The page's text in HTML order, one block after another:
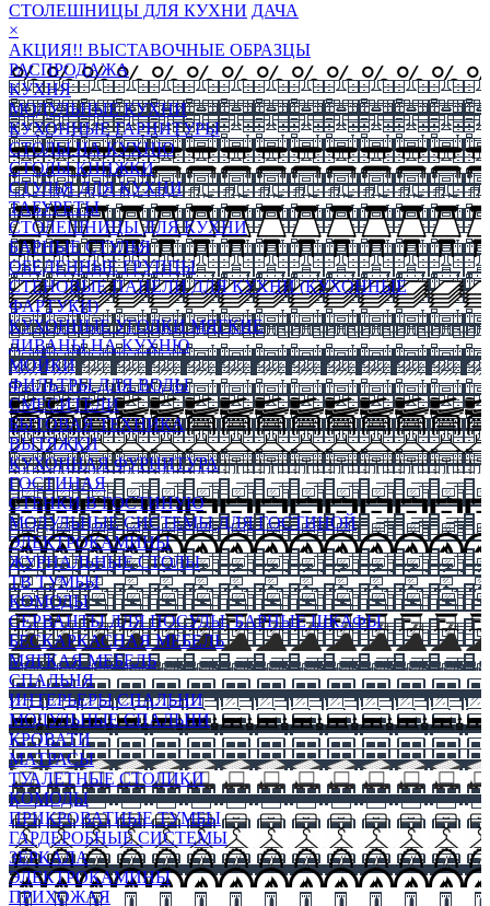
СТОЛЕШНИЦЫ ДЛЯ КУХНИ ДАЧА
×
АКЦИЯ!! ВЫСТАВОЧНЫЕ ОБРАЗЦЫ
РАСПРОДАЖА
КУХНЯ
МОДУЛЬНЫЕ КУХНИ
КУХОННЫЕ ГАРНИТУРЫ
СТОЛЫ НА КУХНЮ
СТОЛЫ КНИЖКИ
СТУЛЬЯ ДЛЯ КУХНИ
ТАБУРЕТЫ
СТОЛЕШНИЦЫ ДЛЯ КУХНИ
БАРНЫЕ СТУЛЬЯ
ОБЕДЕННЫЕ ГРУППЫ
СТЕНОВЫЕ ПАНЕЛИ ДЛЯ КУХНИ (КУХОННЫЕ
ФАРТУКИ)
КУХОННЫЕ УГОЛКИ МЯГКИЕ
ДИВАНЫ НА КУХНЮ
МОЙКИ
ФИЛЬТРЫ ДЛЯ ВОДЫ
СМЕСИТЕЛИ
БЫТОВАЯ ТЕХНИКА
ВЫТЯЖКИ
КУХОННАЯ ФУРНИТУРА
ГОСТИНАЯ
СТЕНКИ В ГОСТИНУЮ
МОДУЛЬНЫЕ СИСТЕМЫ ДЛЯ ГОСТИНОЙ
ЭЛЕКТРОКАМИНЫ
ЖУРНАЛЬНЫЕ СТОЛЫ
ТВ ТУМБЫ
КОМОДЫ
СЕРВАНТЫ ДЛЯ ПОСУДЫ, БАРНЫЕ ШКАФЫ
БЕСКАРКАСНАЯ МЕБЕЛЬ
МЯГКАЯ МЕБЕЛЬ
СПАЛЬНЯ
ИНТЕРЬЕРЫ СПАЛЬНИ
МОДУЛЬНЫЕ СПАЛЬНИ
КРОВАТИ
МАТРАСЫ
ТУАЛЕТНЫЕ СТОЛИКИ
КОМОДЫ
ПРИКРОВАТНЫЕ ТУМБЫ
ГАРДЕРОБНЫЕ СИСТЕМЫ
ЗЕРКАЛА
ЭЛЕКТРОКАМИНЫ
ПРИХОЖАЯ